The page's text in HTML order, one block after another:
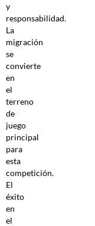
y
responsabilidad.
La
migración
se
convierte
en
el
terreno
de
juego
principal
para
esta
competición.
El
éxito
en
el